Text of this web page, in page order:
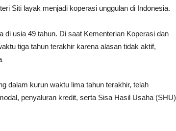
Siti layak menjadi koperasi unggulan di Indonesia.
di usia 49 tahun. Di saat Kementerian Koperasi dan
tiga tahun terakhir karena alasan tidak aktif,
dalam kurun waktu lima tahun terakhir, telah
penyaluran kredit, serta Sisa Hasil Usaha (SHU)